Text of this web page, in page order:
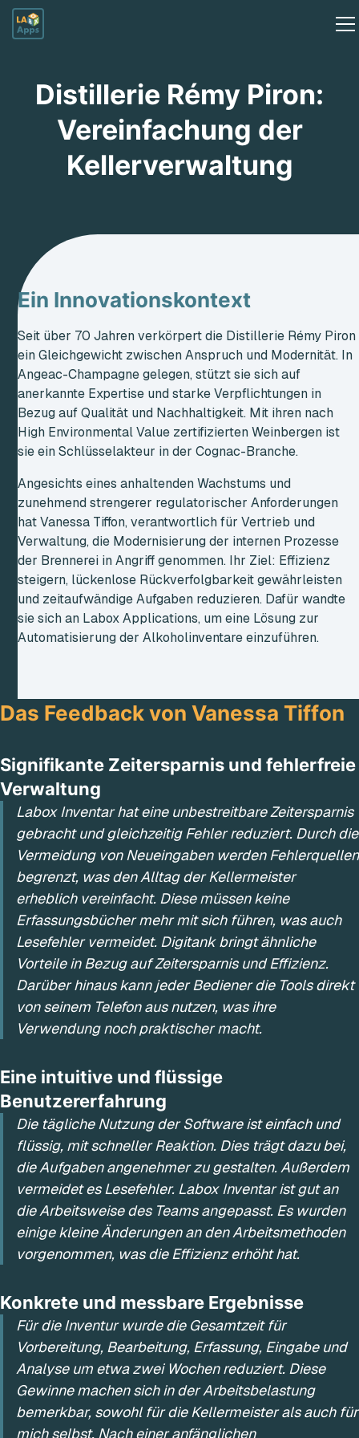
Distillerie Rémy Piron:
Vereinfachung der
Kellerverwaltung
Ein Innovationskontext
Seit über 70 Jahren verkörpert die Distillerie Rémy Piron
ein Gleichgewicht zwischen Anspruch und Modernität. In
Angeac-Champagne gelegen, stützt sie sich auf
anerkannte Expertise und starke Verpflichtungen in
Bezug auf Qualität und Nachhaltigkeit. Mit ihren nach
High Environmental Value zertifizierten Weinbergen ist
sie ein Schlüsselakteur in der Cognac-Branche.
Angesichts eines anhaltenden Wachstums und
zunehmend strengerer regulatorischer Anforderungen
hat Vanessa Tiffon, verantwortlich für Vertrieb und
Verwaltung, die Modernisierung der internen Prozesse
der Brennerei in Angriff genommen. Ihr Ziel: Effizienz
steigern, lückenlose Rückverfolgbarkeit gewährleisten
und zeitaufwändige Aufgaben reduzieren. Dafür wandte
sie sich an Labox Applications, um eine Lösung zur
Automatisierung der Alkoholinventare einzuführen.
Das Feedback von Vanessa Tiffon
Signifikante Zeitersparnis und fehlerfreie
Verwaltung
Labox Inventar hat eine unbestreitbare Zeitersparnis
gebracht und gleichzeitig Fehler reduziert. Durch die
Vermeidung von Neueingaben werden Fehlerquellen
begrenzt, was den Alltag der Kellermeister
erheblich vereinfacht. Diese müssen keine
Erfassungsbücher mehr mit sich führen, was auch
Lesefehler vermeidet. Digitank bringt ähnliche
Vorteile in Bezug auf Zeitersparnis und Effizienz.
Darüber hinaus kann jeder Bediener die Tools direkt
von seinem Telefon aus nutzen, was ihre
Verwendung noch praktischer macht.
Eine intuitive und flüssige
Benutzererfahrung
Die tägliche Nutzung der Software ist einfach und
flüssig, mit schneller Reaktion. Dies trägt dazu bei,
die Aufgaben angenehmer zu gestalten. Außerdem
vermeidet es Lesefehler. Labox Inventar ist gut an
die Arbeitsweise des Teams angepasst. Es wurden
einige kleine Änderungen an den Arbeitsmethoden
vorgenommen, was die Effizienz erhöht hat.
Konkrete und messbare Ergebnisse
Für die Inventur wurde die Gesamtzeit für
Vorbereitung, Bearbeitung, Erfassung, Eingabe und
Analyse um etwa zwei Wochen reduziert. Diese
Gewinne machen sich in der Arbeitsbelastung
bemerkbar, sowohl für die Kellermeister als auch für
mich selbst. Nach einer anfänglichen